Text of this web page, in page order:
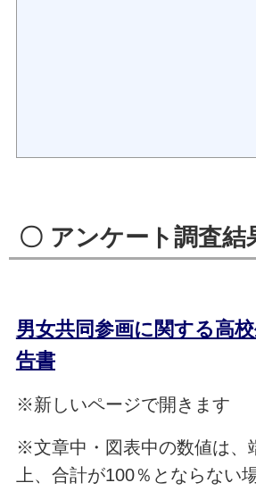
〇 アンケート調査結
男女共同参画に関する高
告書
※新しいページで開きます
※文章中・図表中の数値は、
上、合計が100％とならない